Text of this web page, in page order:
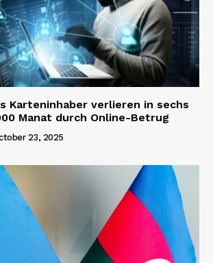
Karteninhaber verlieren in sechs
Manat durch Online-Betrug
23, 2025